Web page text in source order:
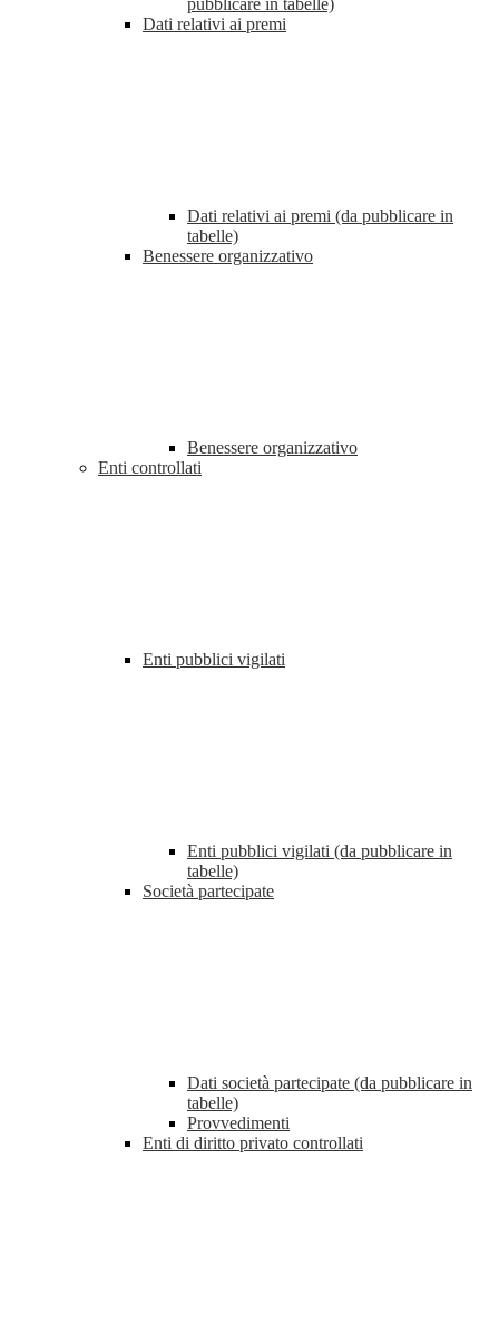
pubblicare in tabelle)
Dati relativi ai premi
Dati relativi ai premi (da pubblicare in
tabelle)
Benessere organizzativo
Benessere organizzativo
Enti controllati
Enti pubblici vigilati
Enti pubblici vigilati (da pubblicare in
tabelle)
Società partecipate
Dati società partecipate (da pubblicare in
tabelle)
Provvedimenti
Enti di diritto privato controllati